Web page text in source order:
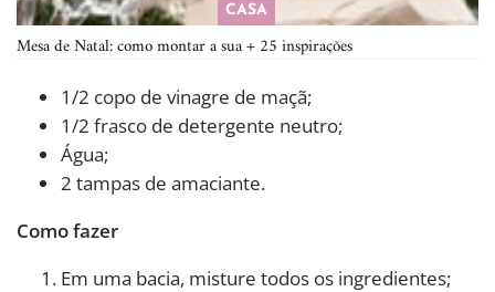
CASA
Mesa de Natal: como montar a sua + 25 inspirações
1/2 copo de vinagre de maçã;
1/2 frasco de detergente neutro;
Água;
2 tampas de amaciante.
Como fazer
Em uma bacia, misture todos os ingredientes;